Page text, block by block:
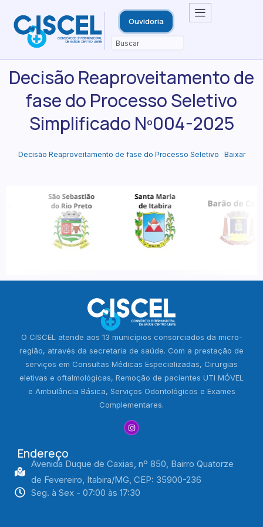
Ouvidoria
Decisão Reaproveitamento de
fase do Processo Seletivo
Simplificado Nº004-2025
Decisão Reaproveitamento de fase do Processo Seletivo Baixar
O CISCEL atende aos 13 municípios consorciados da micro-
região, através da secretaria de saúde. Com a prestação de
serviços em Consultas Médicas Especializadas, Cirurgias
eletivas e oftalmológicas, Remoção de pacientes UTI MÓVEL
e Ambulância Básica, Serviços Odontológicos e Exames
Complementares.
Endereço
Avenida Duque de Caxias, nº 850, Bairro Quatorze
de Fevereiro, Itabira/MG, CEP: 35900-236
Seg. à Sex - 07:00 às 17:30